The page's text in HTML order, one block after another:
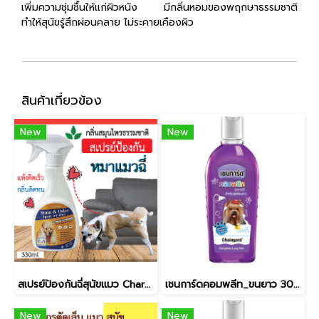
เพิ่มความชุ่มชื้นให้แก่ผิวหนัง มีกลิ่นหอมของพฤกษาธรรมชาติ
ทำให้สุนัขรู้สึกผ่อนคลาย ไม่ระคายเคืองผิว
สินค้าเกี่ยวข้อง
New
สเปรย์ป้องกันฉี่สุนัขแมว Charming_กลิ่นสมุนไพร / ขนาด330ml.
New
เชนการ์ดคอมพลีท_ขนยาว 300ml
New New